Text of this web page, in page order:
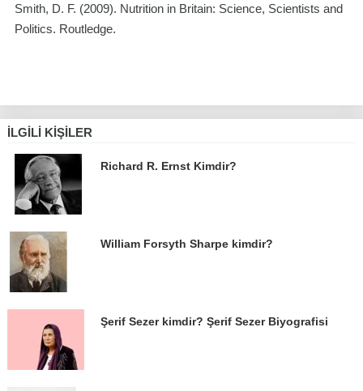
Smith, D. F. (2009). Nutrition in Britain: Science, Scientists and
Politics. Routledge.
İLGILI KIŞILER
Richard R. Ernst Kimdir?
William Forsyth Sharpe kimdir?
Şerif Sezer kimdir? Şerif Sezer Biyografisi